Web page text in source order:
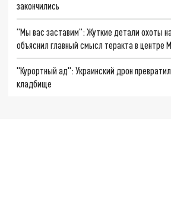
закончились
"Мы вас заставим": Жуткие детали охоты
объяснил главный смысл теракта в центре
"Курортный ад": Украинский дрон
кладбище